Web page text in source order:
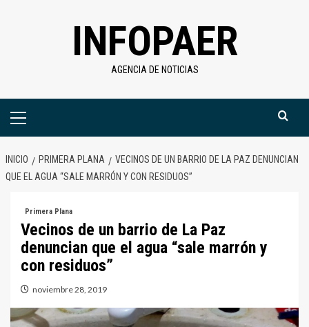
INFOPAER
AGENCIA DE NOTICIAS
Menú
INICIO PRIMERA PLANA
VECINOS DE UN BARRIO DE LA PAZ DENUNCIAN
QUE EL AGUA “SALE MARRÓN Y CON RESIDUOS”
Primera Plana
Vecinos de un barrio de La Paz
denuncian que el agua “sale marrón y
con residuos”
noviembre 28, 2019